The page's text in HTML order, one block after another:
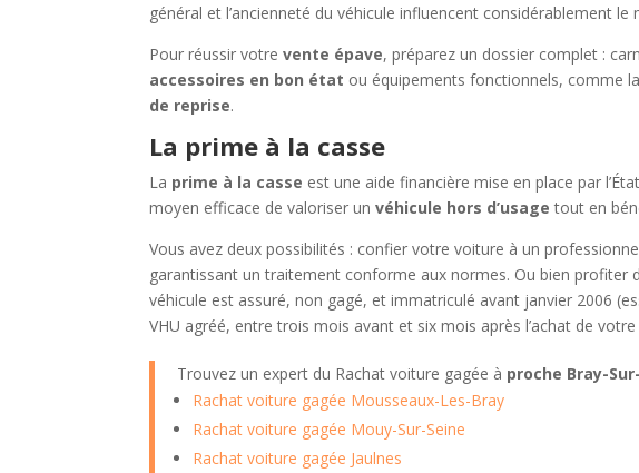
général et l’ancienneté du véhicule influencent considérablement
Pour réussir votrevente épave, préparez un dossier complet :
accessoires en bon état ou équipements fonctionnels, comme
de reprise.
La prime à la casse
La prime à la casse est une aide financière mise en place par
moyen efficace de valoriser unvéhicule hors d’usage tout en
Vous avez deux possibilités : confier votre voiture à un
garantissant un traitement conforme aux normes. Ou bien profiter
véhicule est assuré, non gagé, et immatriculé avant janvier 2006
VHU agréé, entre trois mois avant et six mois après l’achat de
Trouvez un expert du Rachat voiture gagée à proche Bray-
Rachat voiture gagée Mousseaux-Les-Bray
Rachat voiture gagée Mouy-Sur-Seine
Rachat voiture gagée Jaulnes